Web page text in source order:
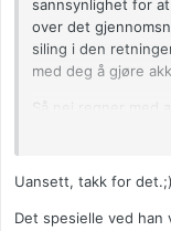
sannsynlighet for
over det
siling i den
med deg å gjøre
Så nei regner med
hukommelse, og
Du får ha lykke til
sikler etter mannen
Uansett, takk for det.;)
Det spesielle ved han